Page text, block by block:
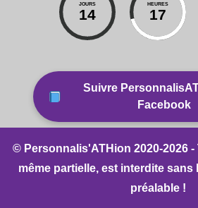
JOURS
14
HEURES
17
Suivre
Facebook
© Personnalis'ATHion 2020-2026
même partielle, est interdite
préalable !